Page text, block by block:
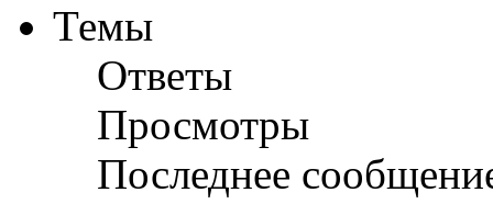
Темы
Ответы
Просмотры
Последнее